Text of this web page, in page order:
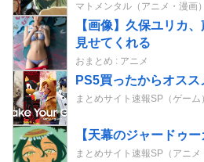
マトメンタル（アニメ・漫画）
【画像】久保ユリカ
見せてくれる
おまとめ : アニメ
PS5買ったからオス
まとめサイト速報SP（ゲーム）
【天幕のジャードゥ
まとめサイト速報SP（アニメ